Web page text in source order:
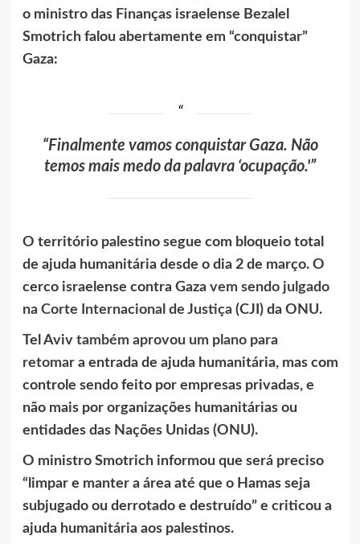
o ministro das Finanças israelense Bezalel
Smotrich falou abertamente em “conquistar”
Gaza:
“Finalmente vamos conquistar Gaza. Não
temos mais medo da palavra ‘ocupação.'”
O território palestino segue com bloqueio total
de ajuda humanitária desde o dia 2 de março. O
cerco israelense contra Gaza vem sendo julgado
na Corte Internacional de Justiça(CJI) da ONU.
Tel Aviv também aprovou um plano para
retomara entrada de ajuda humanitária, mas com
controle sendo feito por empresas privadas, e
não mais por organizações humanitárias ou
entidades das Nações Unidas (ONU).
O ministro Smotrich informou que será preciso
“limpar e manter a área até que o Hamas seja
subjugado ou derrotado e destruído” e criticou a
ajuda humanitária aos palestinos.